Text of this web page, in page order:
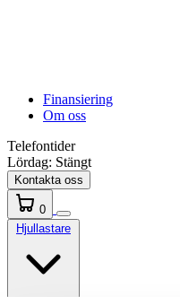
Finansiering
Om oss
Telefontider
Lördag: Stängt
Kontakta oss
0
Hjullastare